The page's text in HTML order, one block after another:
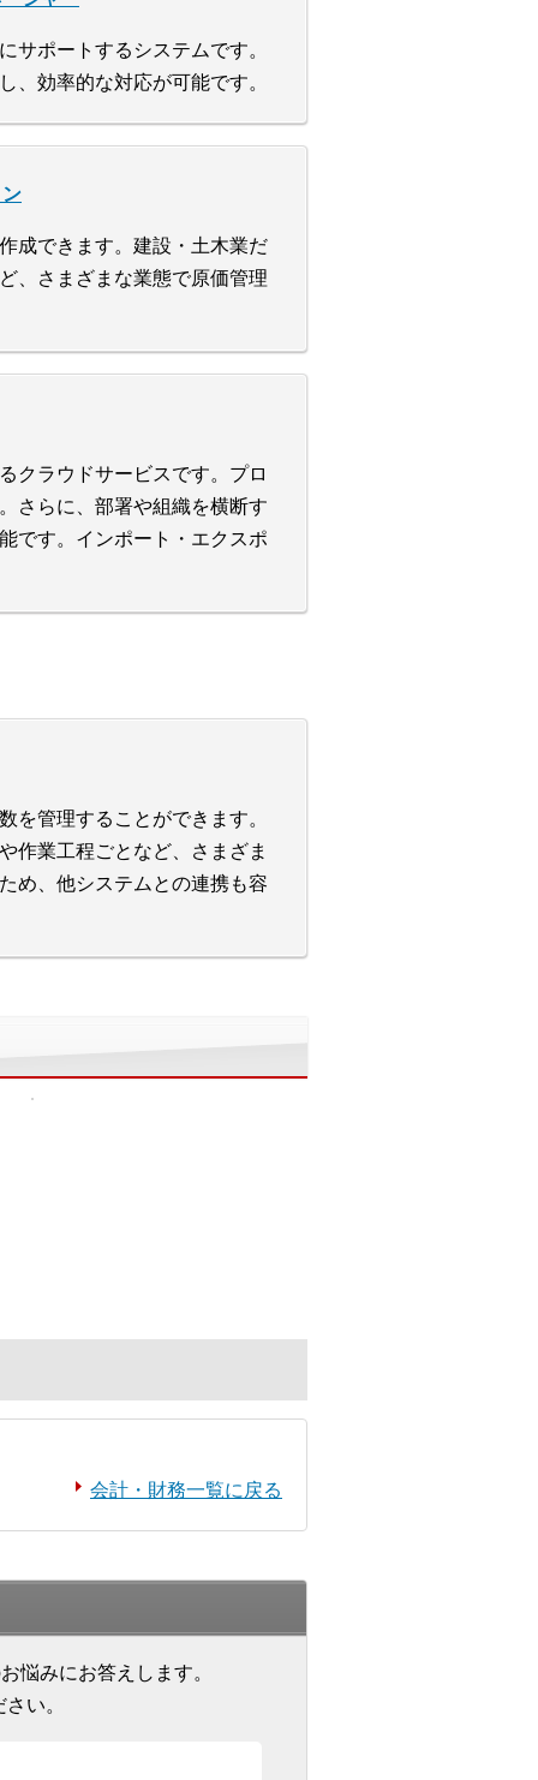
サポートするシステムです。
、効率的な対応が可能です。
成できます。建設・土木業だ
、さまざまな業態で原価管理
クラウドサービスです。プロ
さらに、部署や組織を横断す
です。インポート・エクスポ
を管理することができます。
作業工程ごとなど、さまざま
め、他システムとの連携も容
会計・財務一覧に戻る
悩みにお答えします。
い。